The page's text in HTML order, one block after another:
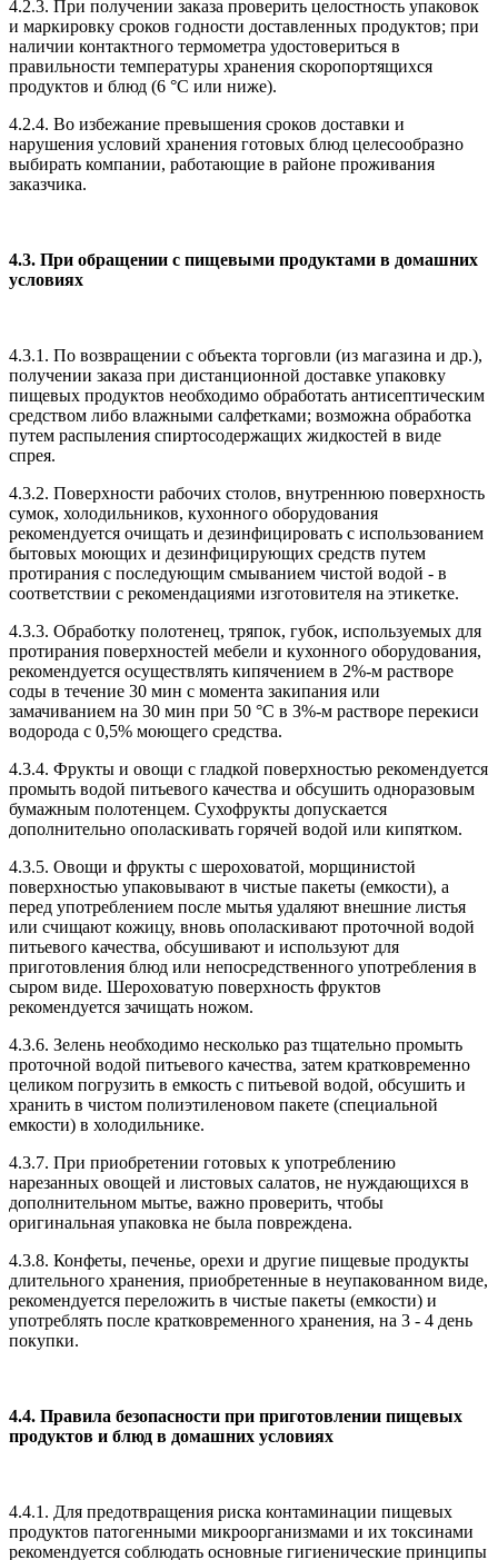
4.2.3. При получении заказа проверить целостность упаковок
и маркировку сроков годности доставленных продуктов; при
наличии контактного термометра удостовериться в
правильности температуры хранения скоропортящихся
продуктов и блюд (6 °C или ниже).
4.2.4. Во избежание превышения сроков доставки и
нарушения условий хранения готовых блюд целесообразно
выбирать компании, работающие в районе проживания
заказчика.
4.3. При обращении с пищевыми продуктами в домашних
условиях
4.3.1. По возвращении с объекта торговли (из магазина и др.),
получении заказа при дистанционной доставке упаковку
пищевых продуктов необходимо обработать антисептическим
средством либо влажными салфетками; возможна обработка
путем распыления спиртосодержащих жидкостей в виде
спрея.
4.3.2. Поверхности рабочих столов, внутреннюю поверхность
сумок, холодильников, кухонного оборудования
рекомендуется очищать и дезинфицировать с использованием
бытовых моющих и дезинфицирующих средств путем
протирания с последующим смыванием чистой водой - в
соответствии с рекомендациями изготовителя на этикетке.
4.3.3. Обработку полотенец, тряпок, губок, используемых для
протирания поверхностей мебели и кухонного оборудования,
рекомендуется осуществлять кипячением в 2%-м растворе
соды в течение 30 мин с момента закипания или
замачиванием на 30 мин при 50 °C в 3%-м растворе перекиси
водорода с 0,5% моющего средства.
4.3.4. Фрукты и овощи с гладкой поверхностью рекомендуется
промыть водой питьевого качества и обсушить одноразовым
бумажным полотенцем. Сухофрукты допускается
дополнительно ополаскивать горячей водой или кипятком.
4.3.5. Овощи и фрукты с шероховатой, морщинистой
поверхностью упаковывают в чистые пакеты (емкости), а
перед употреблением после мытья удаляют внешние листья
или счищают кожицу, вновь ополаскивают проточной водой
питьевого качества, обсушивают и используют для
приготовления блюд или непосредственного употребления в
сыром виде. Шероховатую поверхность фруктов
рекомендуется зачищать ножом.
4.3.6. Зелень необходимо несколько раз тщательно промыть
проточной водой питьевого качества, затем кратковременно
целиком погрузить в емкость с питьевой водой, обсушить и
хранить в чистом полиэтиленовом пакете (специальной
емкости) в холодильнике.
4.3.7. При приобретении готовых к употреблению
нарезанных овощей и листовых салатов, не нуждающихся в
дополнительном мытье, важно проверить, чтобы
оригинальная упаковка не была повреждена.
4.3.8. Конфеты, печенье, орехи и другие пищевые продукты
длительного хранения, приобретенные в неупакованном виде,
рекомендуется переложить в чистые пакеты (емкости) и
употреблять после кратковременного хранения, на 3 - 4 день
покупки.
4.4. Правила безопасности при приготовлении пищевых
продуктов и блюд в домашних условиях
4.4.1. Для предотвращения риска контаминации пищевых
продуктов патогенными микроорганизмами и их токсинами
рекомендуется соблюдать основные гигиенические принципы